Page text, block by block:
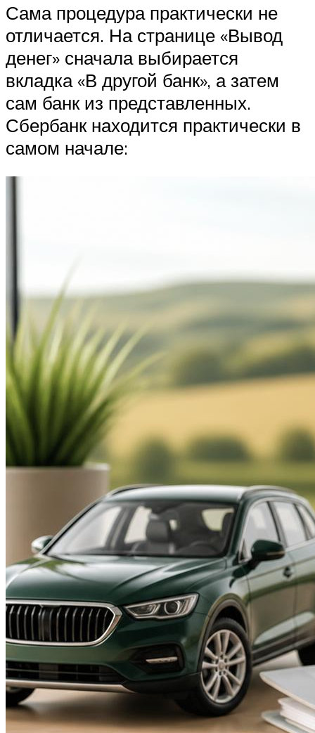
Сама процедура практически не
отличается. На странице «Вывод
денег» сначала выбирается
вкладка «В другой банк», а затем
сам банк из представленных.
Сбербанк находится практически в
самом начале: